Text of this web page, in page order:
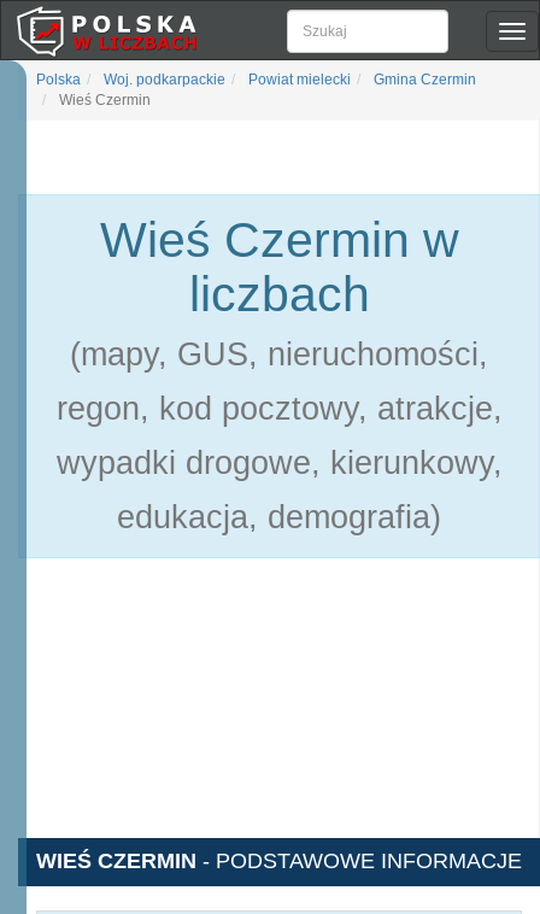
Polska Woj. podkarpackie Powiat mielecki
Gmina Czermin
Wieś Czermin
Wieś Czermin w
liczbach
(mapy, GUS, nieruchomości,
regon, kod pocztowy, atrakcje,
wypadki drogowe, kierunkowy,
edukacja, demografia)
WIEŚ CZERMIN - PODSTAWOWE INFORMACJE